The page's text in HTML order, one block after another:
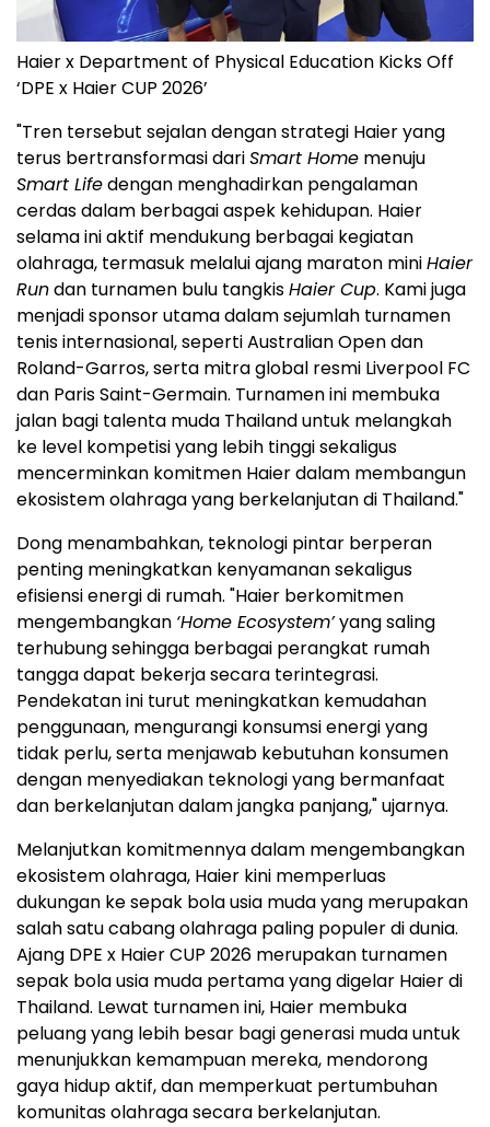
Haier x Department of Physical Education Kicks Off
‘DPE x Haier CUP 2026’
"Tren tersebut sejalan dengan strategi Haier yang
terus bertransformasi dariSmart Home menuju
Smart Lifedengan menghadirkan pengalaman
cerdas dalam berbagai aspek kehidupan. Haier
selama ini aktif mendukung berbagai kegiatan
olahraga, termasuk melalui ajang maraton miniHaier
Rundan turnamen bulu tangkisHaier Cup. Kami juga
menjadi sponsor utama dalam sejumlah turnamen
tenis internasional, seperti Australian Open dan
Roland-Garros, serta mitra global resmi Liverpool FC
dan Paris Saint-Germain. Turnamen ini membuka
jalan bagi talenta muda Thailand untuk melangkah
ke level kompetisi yang lebih tinggi sekaligus
mencerminkan komitmen Haier dalam membangun
ekosistem olahraga yang berkelanjutan di Thailand."
Dong menambahkan, teknologi pintar berperan
penting meningkatkan kenyamanan sekaligus
efisiensi energi di rumah. "Haier berkomitmen
mengembangkan ‘Home Ecosystem’yang saling
terhubung sehingga berbagai perangkat rumah
tangga dapat bekerja secara terintegrasi.
Pendekatan ini turut meningkatkan kemudahan
penggunaan, mengurangi konsumsi energi yang
tidak perlu, serta menjawab kebutuhan konsumen
dengan menyediakan teknologi yang bermanfaat
dan berkelanjutan dalam jangka panjang," ujarnya.
Melanjutkan komitmennya dalam mengembangkan
ekosistem olahraga, Haier kini memperluas
dukungan ke sepak bola usia muda yang merupakan
salah satu cabang olahraga paling populer di dunia.
Ajang DPE x Haier CUP 2026 merupakan turnamen
sepak bola usia muda pertama yang digelar Haier di
Thailand. Lewat turnamen ini, Haier membuka
peluang yang lebih besar bagi generasi muda untuk
menunjukkan kemampuan mereka, mendorong
gaya hidup aktif, dan memperkuat pertumbuhan
komunitas olahraga secara berkelanjutan.